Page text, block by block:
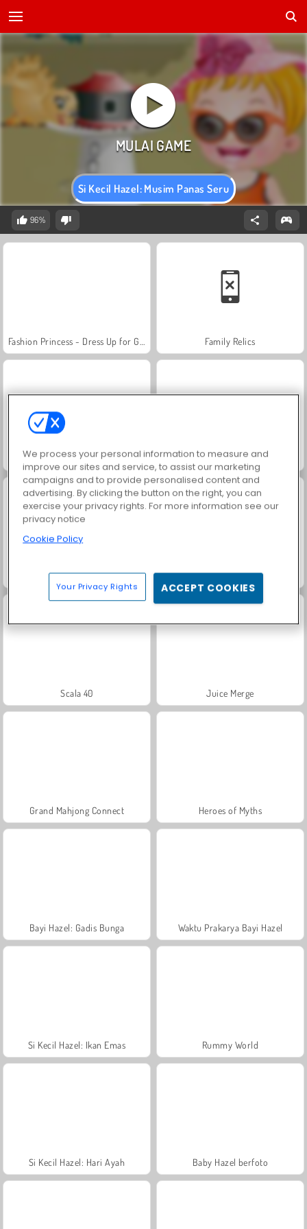
Si Kecil Hazel: Musim Panas Seru
96%
Family Relics
Farm Merge Valley Jewel Garden Story
Masha and the Bear: Meadows Royal Story
Scala 40 Juice Merge
Grand Mahjong Connect Heroes of Myths
Bayi Hazel: Gadis Bunga Waktu Prakarya Bayi Hazel
Si Kecil Hazel: Ikan Emas Rummy World
Si Kecil Hazel: Hari Ayah Baby Hazel berfoto
We process your personal information to measure and
improve our sites and service, to assist our marketing
campaigns and to provide personalised content and
advertising. By clicking the button on the right, you can
exercise your privacy rights. For more information see our
privacy notice
Cookie Policy
Your Privacy Rights ACCEPT COOKIES